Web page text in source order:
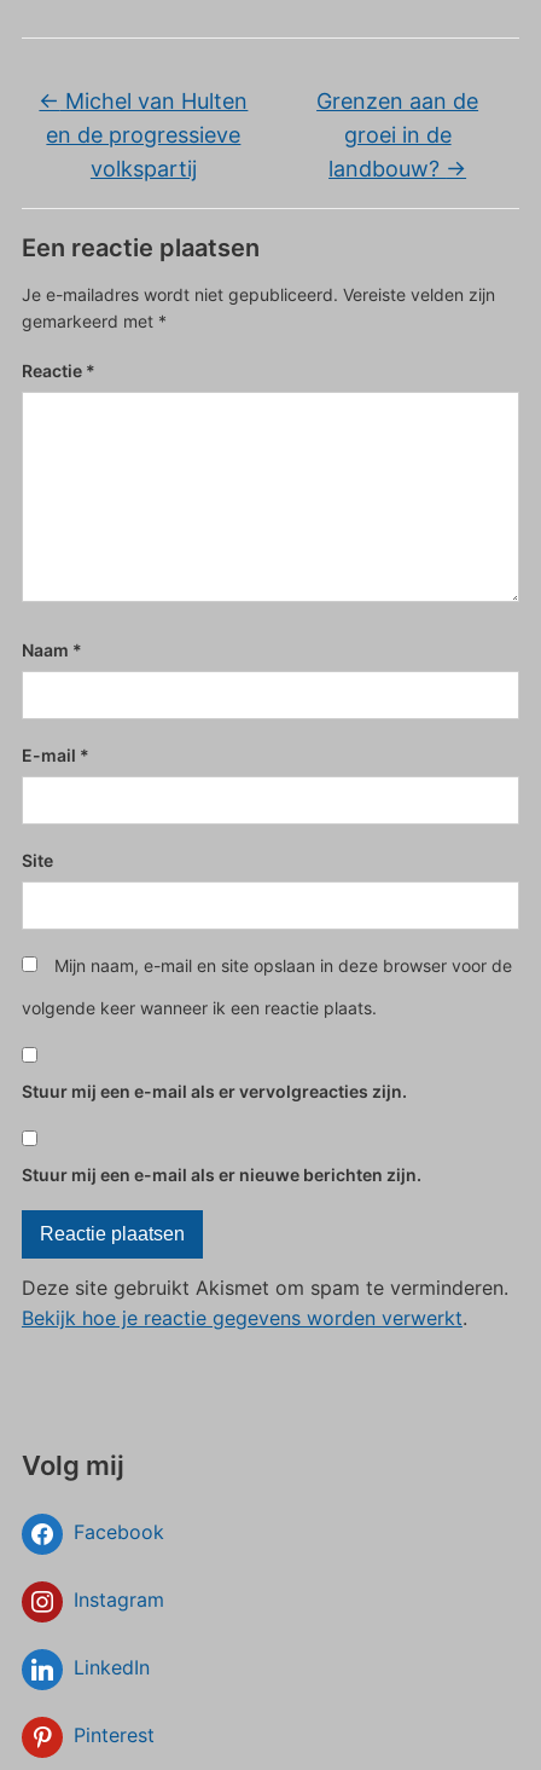
← Michel van Hulten
en de progressieve
volkspartij
Grenzen aan de
groei in de
landbouw? →
Een reactie plaatsen
Je e-mailadres wordt niet gepubliceerd. Vereiste velden zijn
gemarkeerd met *
Reactie *
Naam *
E-mail *
Site
Mijn naam, e-mail en site opslaan in deze browser voor de
volgende keer wanneer ik een reactie plaats.
Stuur mij een e-mail als er vervolgreacties zijn.
Stuur mij een e-mail als er nieuwe berichten zijn.
Deze site gebruikt Akismet om spam te verminderen.
Bekijk hoe je reactie gegevens worden verwerkt.
Volg mij
Facebook
Instagram
LinkedIn
Pinterest